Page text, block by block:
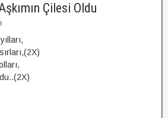
Çilesi Oldu